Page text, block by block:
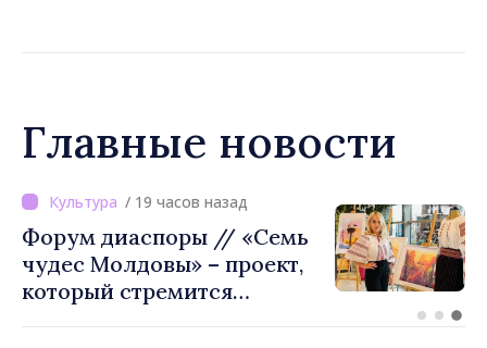
Главные новости
/ 14 часов назад
ВИДЕО // Калараш
формирует крупнейший
кластер добровольного